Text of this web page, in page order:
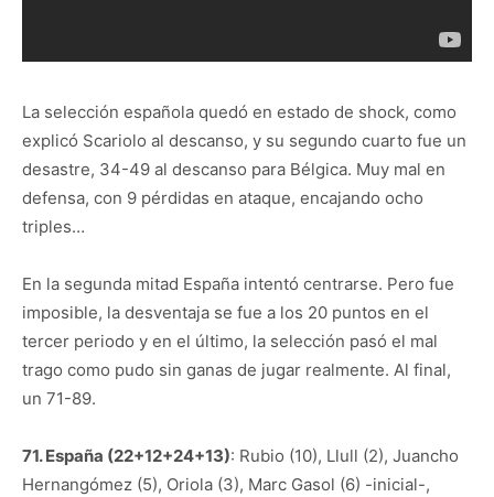
La selección española quedó en estado de shock, como
explicó Scariolo al descanso, y su segundo cuarto fue un
desastre, 34-49 al descanso para Bélgica. Muy mal en
defensa, con 9 pérdidas en ataque, encajando ocho
triples…
En la segunda mitad España intentó centrarse. Pero fue
imposible, la desventaja se fue a los 20 puntos en el
tercer periodo y en el último, la selección pasó el mal
trago como pudo sin ganas de jugar realmente. Al final,
un 71-89.
71. España (22+12+24+13): Rubio (10), Llull (2), Juancho
Hernangómez (5), Oriola (3), Marc Gasol (6) -inicial-,